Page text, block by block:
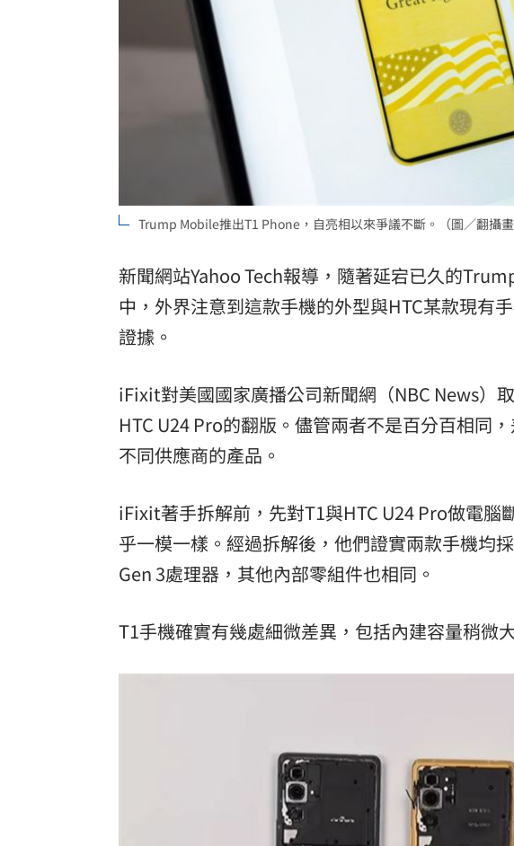
理想混蛋號召粉絲跨海追星吃美食！
Trump Mobile推出T1 Phone，自亮相以來爭議不斷。（圖／翻攝畫
新聞網站Yahoo Tech報導，隨著延宕已久的
中，外界注意到這款手機的外型與HTC某款現有
證據。
iFixit對美國國家廣播公司新聞網（NBC News）
HTC U24 Pro的翻版。儘管兩者不是百分百相同
不同供應商的產品。
iFixit著手拆解前，先對T1與HTC U24 Pro做電
乎一模一樣。經過拆解後，他們證實兩款手機均
Gen 3處理器，其他內部零組件也相同。
T1手機確實有幾處細微差異，包括內建容量稍微